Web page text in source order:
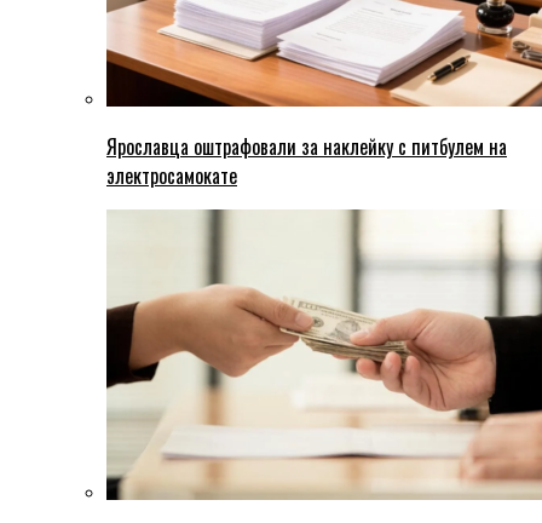
Ярославца оштрафовали за наклейку с питбулем на
электросамокате